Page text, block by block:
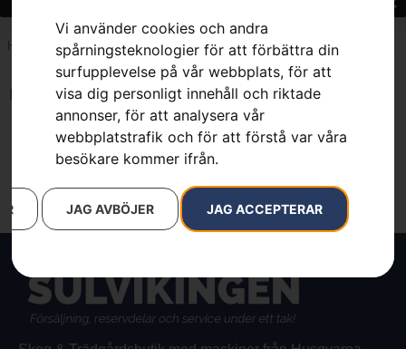
Vi använder cookies och andra
spårningsteknologier för att förbättra din
surfupplevelse på vår webbplats, för att
visa dig personligt innehåll och riktade
annonser, för att analysera vår
webbplatstrafik och för att förstå var våra
besökare kommer ifrån.
JAG ACCEPTERAR
JAG AVBÖJER
Hem 7392930299924
Inga resultat.